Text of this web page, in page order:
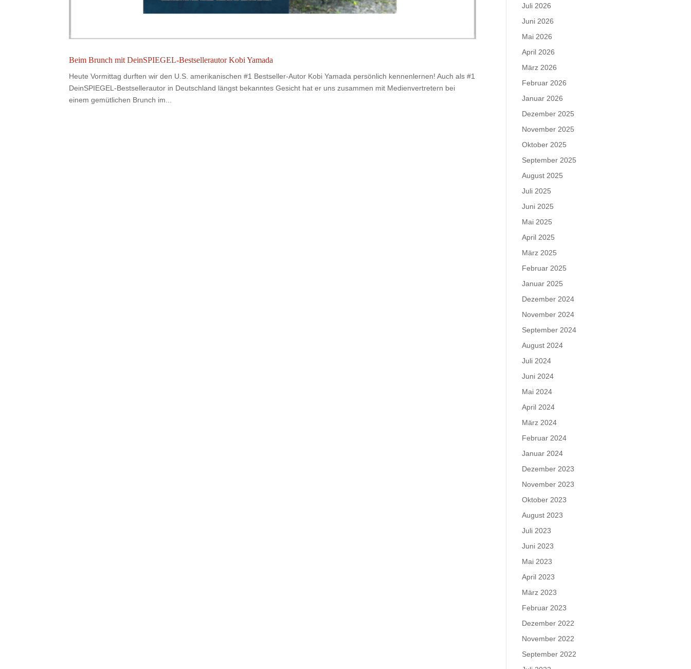
Beim Brunch mit DeinSPIEGEL-Bestsellerautor Kobi Yamada
Heute Vormittag durften wir den U.S. amerikanischen #1 Bestseller-Autor Kobi Yamada persönlich kennenlernen! Auch als #1
DeinSPIEGEL-Bestsellerautor in Deutschland längst bekanntes Gesicht hat er uns zusammen mit Medienvertretern bei
einem gemütlichen Brunch im...
Juli 2026
Juni 2026
Mai 2026
April 2026
März 2026
Februar 2026
Januar 2026
Dezember 2025
November 2025
Oktober 2025
September 2025
August 2025
Juli 2025
Juni 2025
Mai 2025
April 2025
März 2025
Februar 2025
Januar 2025
Dezember 2024
November 2024
September 2024
August 2024
Juli 2024
Juni 2024
Mai 2024
April 2024
März 2024
Februar 2024
Januar 2024
Dezember 2023
November 2023
Oktober 2023
August 2023
Juli 2023
Juni 2023
Mai 2023
April 2023
März 2023
Februar 2023
Dezember 2022
November 2022
September 2022